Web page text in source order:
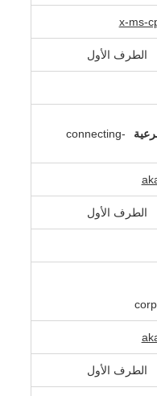
x-ms-
الطرف الأول
connecting-
الطرف الأول
الطرف الأول